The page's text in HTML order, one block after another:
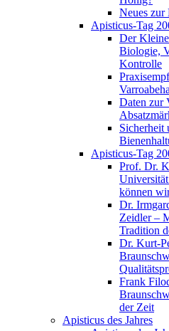
Neues zur
Apisticus-Tag
Der
Biologie,
Kontrolle
Daten zur
Sicherheit
Apisticus-Tag
Prof. Dr.
können
Dr.
Zeidler –
Tradition
Dr. Kurt-
Frank
der Zeit
Apisticus des Jahres